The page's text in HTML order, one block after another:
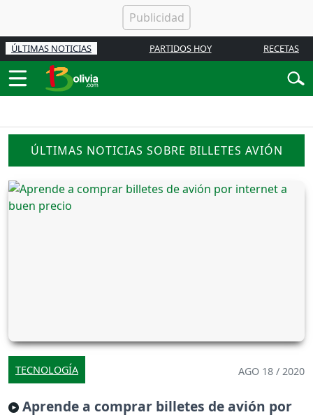
ÚLTIMAS NOTICIAS PARTIDOS HOY RECETAS
ÚLTIMAS NOTICIAS SOBRE BILLETES AVIÓN
TECNOLOGÍA AGO 18 / 2020
Aprende a comprar billetes de avión por